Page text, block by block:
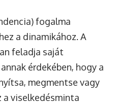
fogalma
a dinamikához. A
feladja saját
érdekében, hogy a
megmentse vagy
a viselkedésminta